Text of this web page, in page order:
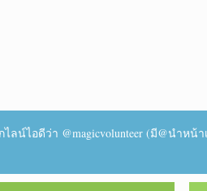
ลน์ไอดีว่า @magicvolunteer (มี@นำห